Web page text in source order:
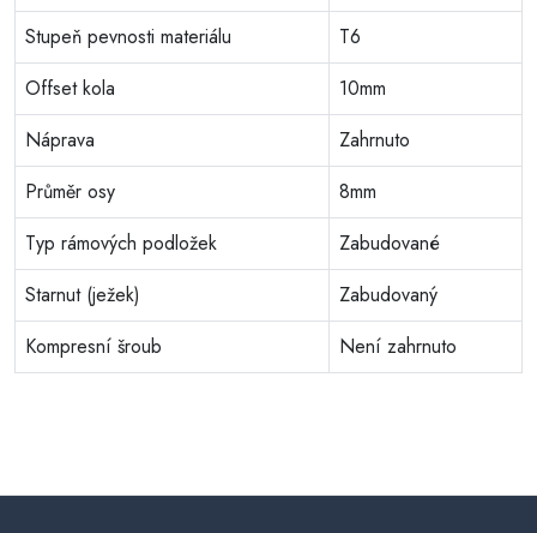
Stupeň pevnosti materiálu
T6
Offset kola
10mm
Náprava
Zahrnuto
Průměr osy
8mm
Typ rámových podložek
Zabudované
Starnut (ježek)
Zabudovaný
Kompresní šroub
Není zahrnuto